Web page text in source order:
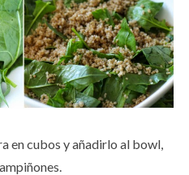
en cubos y añadirlo al bowl,